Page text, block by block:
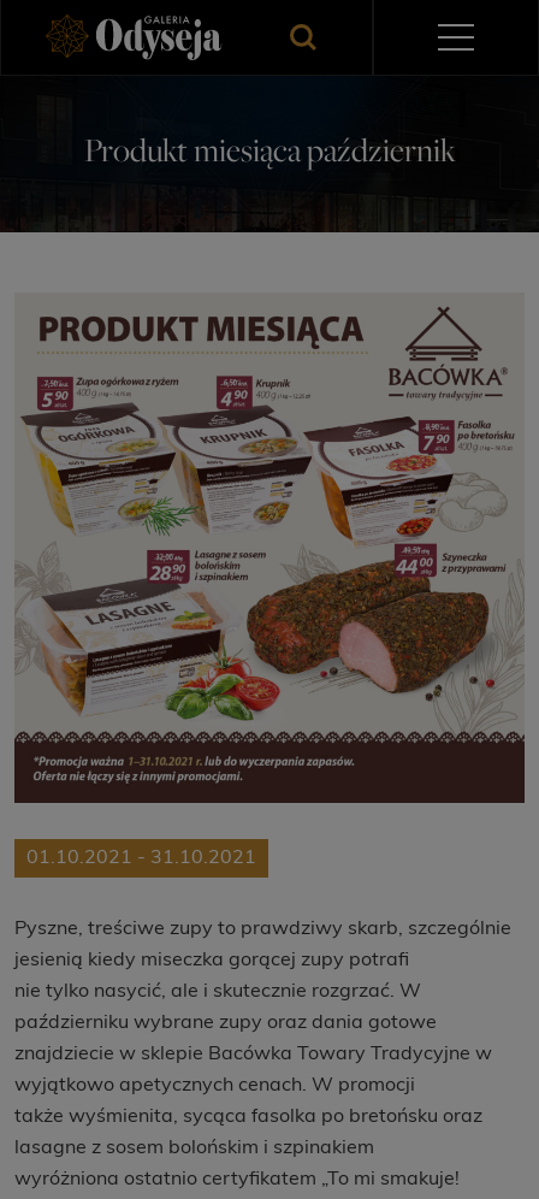
Produkt miesiąca październik
01.10.2021 - 31.10.2021
Pyszne, treściwe zupy to prawdziwy skarb, szczególnie
jesienią kiedy miseczka gorącej zupy potrafi
nie tylko nasycić, ale i skutecznie rozgrzać. W
październiku wybrane zupy oraz dania gotowe
znajdziecie w sklepie Bacówka Towary Tradycyjne w
wyjątkowo apetycznych cenach. W promocji
także wyśmienita, sycąca fasolka po bretońsku oraz
lasagne z sosem bolońskim i szpinakiem
wyróżniona ostatnio certyfikatem „To mi smakuje!